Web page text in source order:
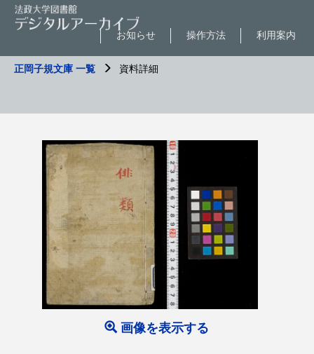
利用案内
操作方法
お知らせ
正岡子規文庫 一覧 資料詳細
画像を表示する